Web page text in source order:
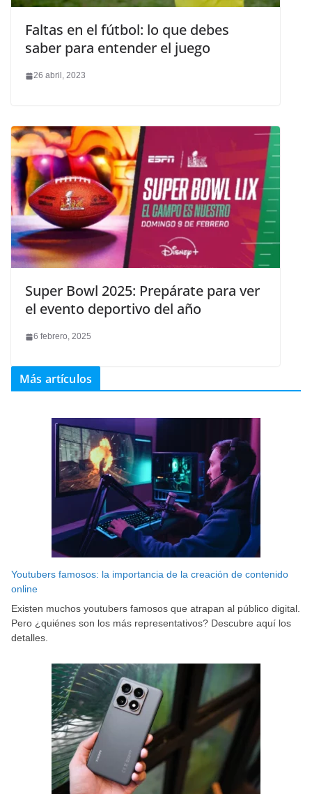
Faltas en el fútbol: lo que debes
saber para entender el juego
26 abril, 2023
Super Bowl 2025: Prepárate para ver
el evento deportivo del año
6 febrero, 2025
Más artículos
Youtubers famosos: la importancia de la creación de contenido
online
Existen muchos youtubers famosos que atrapan al público digital.
Pero ¿quiénes son los más representativos? Descubre aquí los
detalles.